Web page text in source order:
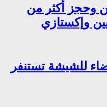
وحجز أكثر من
للشيشة تستنفر